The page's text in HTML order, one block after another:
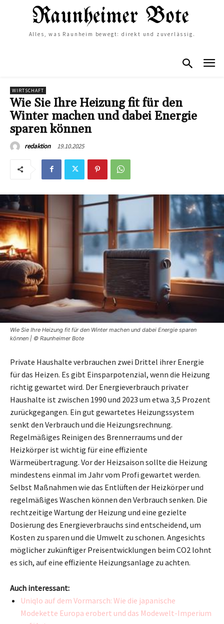
Alles, was Raunheim bewegt: direkt und zuverlässig.
WIRTSCHAFT
Wie Sie Ihre Heizung fit für den
Winter machen und dabei Energie
sparen können
redaktion 19.10.2025
Wie Sie Ihre Heizung fit für den Winter machen und dabei Energie sparen
können | © Raunheimer Bote
Private Haushalte verbrauchen zwei Drittel ihrer Energie
für das Heizen. Es gibt Einsparpotenzial, wenn die Heizung
richtig gewartet wird. Der Energieverbrauch privater
Haushalte ist zwischen 1990 und 2023 um etwa 3,5 Prozent
zurückgegangen. Ein gut gewartetes Heizungssystem
senkt den Verbrauch und die Heizungsrechnung.
Regelmäßiges Reinigen des Brennerraums und der
Heizkörper ist wichtig für eine effiziente
Wärmeübertragung. Vor der Heizsaison sollte die Heizung
mindestens einmal im Jahr vom Profi gewartet werden.
Selbst Maßnahmen wie das Entlüften der Heizkörper und
regelmäßiges Waschen können den Verbrauch senken. Die
rechtzeitige Wartung der Heizung und eine gezielte
Dosierung des Energieverbrauchs sind entscheidend, um
Kosten zu sparen und die Umwelt zu schonen. Angesichts
möglicher zukünftiger Preisentwicklungen beim CO2 lohnt
es sich, auf eine effiziente Heizungsanlage zu achten.
Auch interessant:
Uniqlo auf dem Vormarsch: Wie die japanische
Modekette Europa erobert und das Modewelt-Imperium